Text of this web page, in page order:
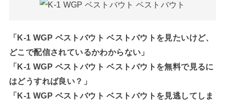
「K-1 WGP ベストバウト ベストバウトを見たいけど、
どこで配信されているかわからない」
「K-1 WGP ベストバウト ベストバウトを無料で見るに
はどうすれば良い？」
「K-1 WGP ベストバウト ベストバウトを見逃してしま